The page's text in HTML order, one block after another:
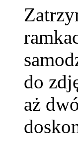
do
aż